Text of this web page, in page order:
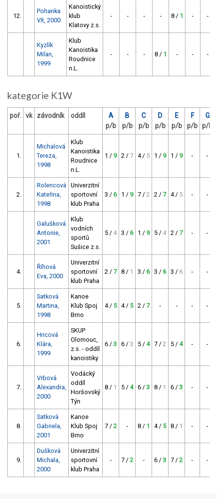
12.
Pohanka
Vít, 2000
Kanoistický
klub
Klatovy z.s.
- - - - 8 / 1 - -
Kyzlík
Milan,
1999
Klub
Kanoistika
Roudnice
n.L.
- - - 8 / 1 - - -
kategorie K1W
poř. vk závodník oddíl
A
p/b
B
p/b
C
p/b
D
p/b
E
p/b
F
p/b
G
p/b
1.
Michalová
Tereza,
1998
Klub
Kanoistika
Roudnice
n.L.
1 / 9 2 / 7 4 / 5 1 / 9 1 / 9 - -
2.
Rolencová
Kateřina,
1998
Univerzitní
sportovní
klub Praha
3 / 6 1 / 9 7 / 2 2 / 7 4 / 5 - -
Galušková
Antonie,
2001
Klub
vodních
sportů
Sušice z.s.
5 / 4 3 / 6 1 / 9 5 / 4 2 / 7 - -
4.
Říhová
Eva, 2000
Univerzitní
sportovní
klub Praha
2 / 7 8 / 1 3 / 6 3 / 6 3 / 6 - -
5.
Satková
Martina,
1998
Kanoe
Klub Spoj
Brno
4 / 5 4 / 5 2 / 7 - - - -
6.
Hricová
Klára,
1999
SKUP
Olomouc,
z.s. - oddíl
kanoistiky
6 / 3 6 / 3 5 / 4 7 / 2 5 / 4 - -
7.
Vrbová
Alexandra,
2000
Vodácký
oddíl
Horšovský
Týn
8 / 1 5 / 4 6 / 3 8 / 1 6 / 3 - -
8.
Satková
Gabriela,
2001
Kanoe
Klub Spoj
Brno
7 / 2 - 8 / 1 4 / 5 8 / 1 - -
9.
Dušková
Michala,
2000
Univerzitní
sportovní
klub Praha
- 7 / 2 - 6 / 3 7 / 2 - -